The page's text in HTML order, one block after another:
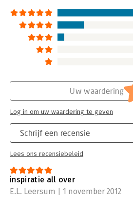
Schrijf een recensie
Lees ons recensiebeleid
Uw waardering
Log in om uw waardering te geven
inspiratie all over
E.L. Leersum | 1 november 2012